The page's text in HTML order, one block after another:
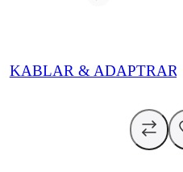
KABLAR & ADAPTRAR